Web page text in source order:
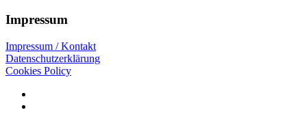
Impressum
Impressum / Kontakt
Datenschutzerklärung
Cookies Policy